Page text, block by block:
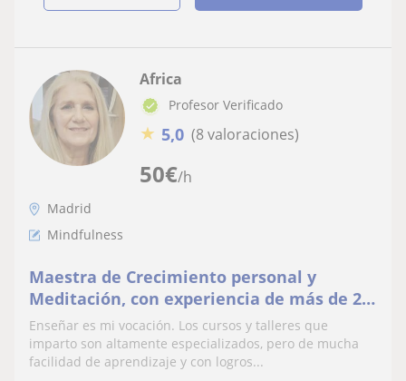
50€/h
Africa
Profesor Verificado
★ 5,0 (8 valoraciones)
Madrid
Mindfulness
Maestra de Crecimiento personal y
Meditación, con experiencia de más de 20
años, en Distrito Salamanca
Enseñar es mi vocación. Los cursos y talleres que
imparto son altamente especializados, pero de mucha
facilidad de aprendizaje y con logros...